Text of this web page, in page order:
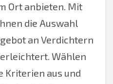
Ort anbieten. Mit
die Auswahl
an Verdichtern
Wählen
Kriterien aus und